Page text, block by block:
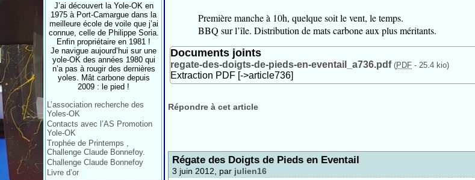
J’ai découvert la Yole-OK en
1975 à Port-Camargue dans la
meilleure école de voile que j’ai
connue, celle de Philippe Soria.
Enfin propriétaire en 1981 !
Je navigue aujourd’hui sur une
yole-OK des années 1980 qui
n’a pas à rougir des dernières
yoles. Mât carbone depuis
2009 : le pied !
L’association recherche des
Yoles-OK
Contacts avec l’AS Promotion
Yole-OK
Trophée de Printemps ,
Challenge Claude Bonnefoy.
Challenge Claude Bonnefoy
Livre d’or
Première manche à 10h, quelque soit le vent, le temps.
BBQ sur l’île. Distribution de mats carbone aux plus méritants.
Documents joints
regate-des-doigts-de-pieds-en-eventail_a736.pdf (PDF - 25.4 kio)
Extraction PDF [->article736]
Répondre à cet article
Régate des Doigts de Pieds en Eventail
3 juin 2012, par julien16